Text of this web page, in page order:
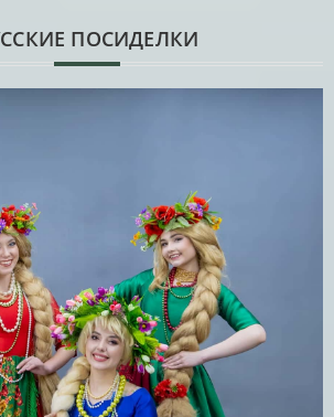
ПОСИДЕЛКИ